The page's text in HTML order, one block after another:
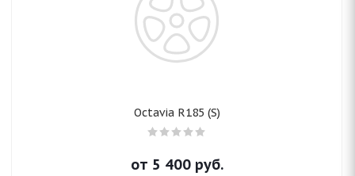
Octavia R185 (S)
от 5 400руб.